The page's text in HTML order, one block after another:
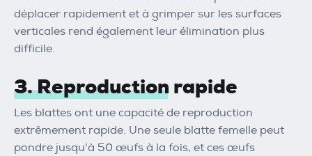
déplacer rapidement et à grimper sur les surfaces
verticales rend également leur élimination plus
difficile.
3. Reproduction rapide
Les blattes ont une capacité de reproduction
extrêmement rapide. Une seule blatte femelle peut
pondre jusqu'à 50 œufs à la fois, et ces œufs